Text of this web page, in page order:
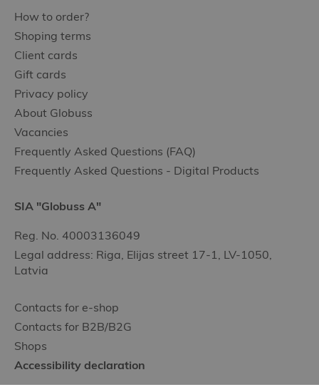
How to order?
Shoping terms
Client cards
Gift cards
Privacy policy
About Globuss
Vacancies
Frequently Asked Questions (FAQ)
Frequently Asked Questions - Digital Products
SIA "Globuss A"
Reg. No. 40003136049
Legal address: Riga, Elijas street 17-1, LV-1050,
Latvia
Contacts for e-shop
Contacts for B2B/B2G
Shops
Accessibility declaration